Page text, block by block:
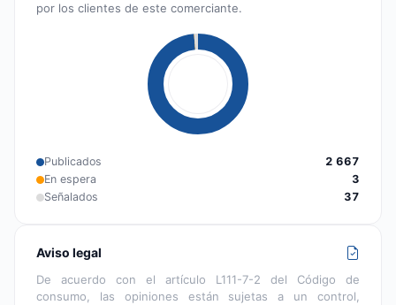
por los clientes de este comerciante.
Publicados
2 667
En espera
3
Señalados
37
Aviso legal
De acuerdo con el artículo L111-7-2 del Código de
consumo, las opiniones están sujetas a un control,